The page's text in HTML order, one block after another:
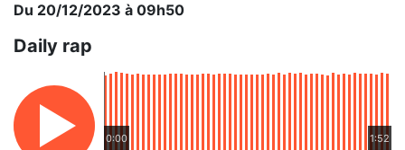
Du 20/12/2023 à 09h50
Daily rap
0:00 1:52